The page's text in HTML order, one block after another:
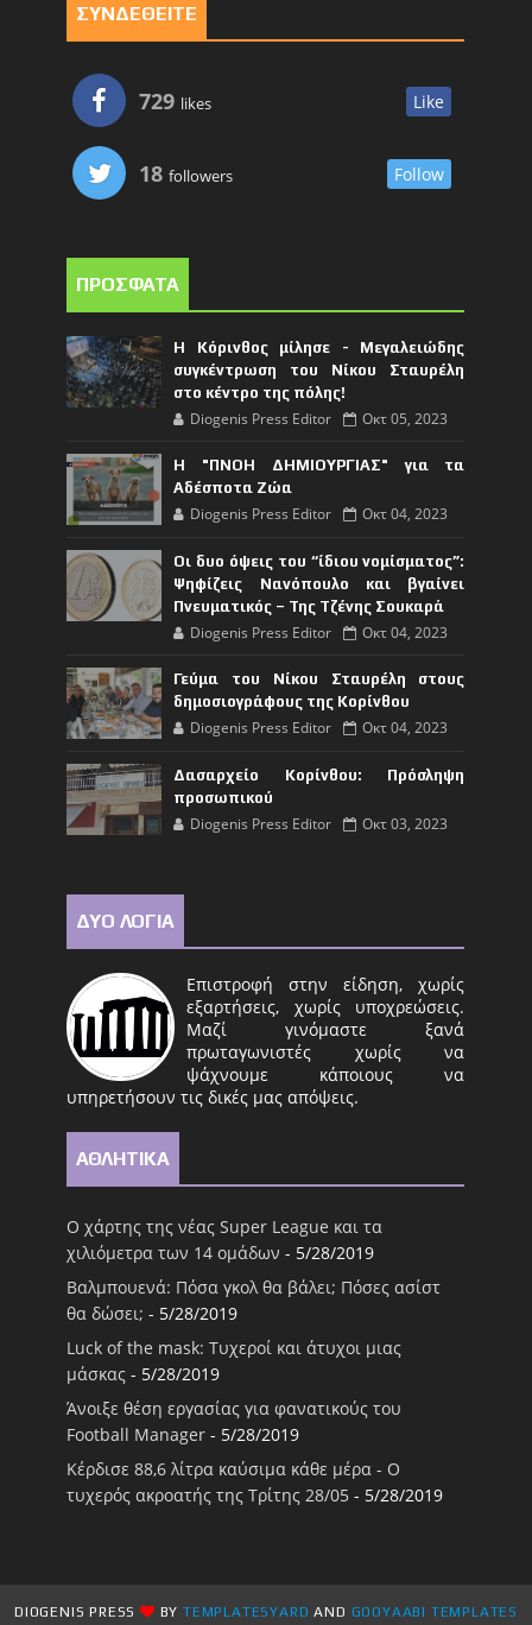
ΣΥΝΔΕΘΕΙΤΕ
729 likes Like
18 followers Follow
ΠΡΟΣΦΑΤΑ
Η Κόρινθος μίλησε - Μεγαλειώδης
συγκέντρωση του Νίκου Σταυρέλη
στο κέντρο της πόλης!
Diogenis Press Editor Οκτ 05, 2023
Η "ΠΝΟΗ ΔΗΜΙΟΥΡΓΙΑΣ" για τα
Αδέσποτα Ζώα
Diogenis Press Editor Οκτ 04, 2023
Οι δυο όψεις του “ίδιου νομίσματος”:
Ψηφίζεις Νανόπουλο και βγαίνει
Πνευματικός – Της Τζένης Σουκαρά
Diogenis Press Editor Οκτ 04, 2023
Γεύμα του Νίκου Σταυρέλη στους
δημοσιογράφους της Κορίνθου
Diogenis Press Editor Οκτ 04, 2023
Δασαρχείο Κορίνθου: Πρόσληψη
προσωπικού
Diogenis Press Editor Οκτ 03, 2023
ΔΥΟ ΛΟΓΙΑ
Επιστροφή στην είδηση, χωρίς
εξαρτήσεις, χωρίς υποχρεώσεις.
Μαζί γινόμαστε ξανά
πρωταγωνιστές χωρίς να
ψάχνουμε κάποιους να
υπηρετήσουν τις δικές μας απόψεις.
ΑΘΛΗΤΙΚΑ
Ο χάρτης της νέας Super League και τα
χιλιόμετρα των 14 ομάδων - 5/28/2019
Βαλμπουενά: Πόσα γκολ θα βάλει; Πόσες ασίστ
θα δώσει; - 5/28/2019
Luck of the mask: Τυχεροί και άτυχοι μιας
μάσκας - 5/28/2019
Άνοιξε θέση εργασίας για φανατικούς του
Football Μanager - 5/28/2019
Κέρδισε 88,6 λίτρα καύσιμα κάθε μέρα - Ο
τυχερός ακροατής της Τρίτης 28/05 - 5/28/2019
DIOGENIS PRESS BYTEMPLATESYARD AND GOOYAABI TEMPLATES